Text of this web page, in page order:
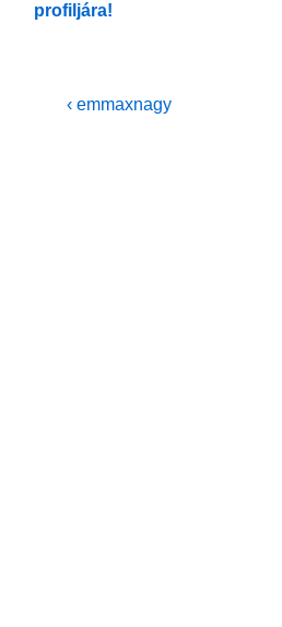
profiljára!
Bejegyzés
Previous
‹ emmaxnagy